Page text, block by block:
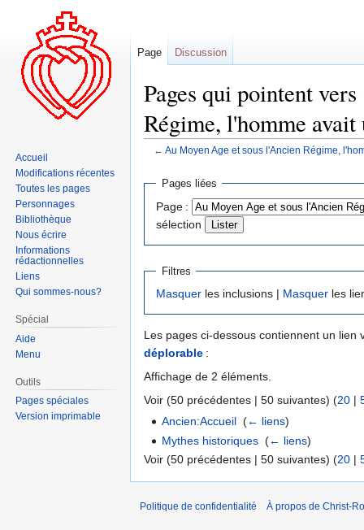
Pages qui pointent
Régime, l'homme
← Au Moyen Age et sous l'Ancien Régime,
Aller
navigation
Aller
recherche
Pages liées
Page :
sélection
Filtres
Masquer les inclusions | Masquer les
Les pages ci-dessous contiennent un lien
déplorable :
Affichage de 2 éléments.
Voir (50 précédentes | 50 suivantes) (20 |
Ancien:Accueil ‎(← liens)
Mythes historiques ‎(← liens)
Voir (50 précédentes | 50 suivantes) (20 |
Page Discussion
Accueil
Modifications récentes
Toutes les pages
Personnages
Bibliothèque
Nous écrire
Informations
rédactionnelles
Liens
Qui sommes-nous?
Spécial
Aide
Menu
Outils
Pages spéciales
Version imprimable
Politique de confidentialité À propos de Christ-